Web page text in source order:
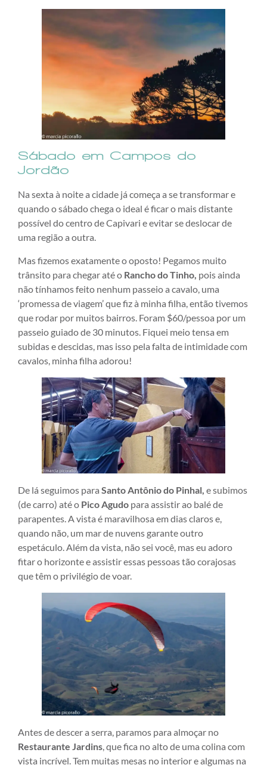
Sábado em Campos do
Jordão
Na sexta à noite a cidade já começa a se transformar e
quando o sábado chega o ideal é ficar o mais distante
possível do centro de Capivari e evitar se deslocar de
uma região a outra.
Mas fizemos exatamente o oposto! Pegamos muito
trânsito para chegar até o Rancho do Tinho, pois ainda
não tínhamos feito nenhum passeio a cavalo, uma
‘promessa de viagem’ que fiz à minha filha, então tivemos
que rodar por muitos bairros. Foram $60/pessoa por um
passeio guiado de 30 minutos. Fiquei meio tensa em
subidas e descidas, mas isso pela falta de intimidade com
cavalos, minha filha adorou!
De lá seguimos para Santo Antônio do Pinhal, e subimos
(de carro) até o Pico Agudo para assistir ao balé de
parapentes. A vista é maravilhosa em dias claros e,
quando não, um mar de nuvens garante outro
espetáculo. Além da vista, não sei você, mas eu adoro
fitar o horizonte e assistir essas pessoas tão corajosas
que têm o privilégio de voar.
Antes de descer a serra, paramos para almoçar no
Restaurante Jardins , que fica no alto de uma colina com
vista incrível. Tem muitas mesas no interior e algumas na